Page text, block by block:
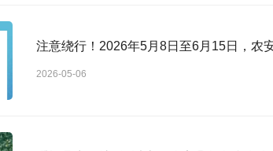
注意绕行！2026年5月8日至6月15日，农
2026-05-06